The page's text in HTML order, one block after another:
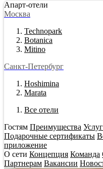
Апарт-отели
Москва
Technopark
Botanica
Mitino
Санкт-Петербург
Hoshimina
Marata
Все отели
Гостям Преимущества
Подарочные сертификаты
приложение
О сети Концепция Команда
Партнерам Вакансии